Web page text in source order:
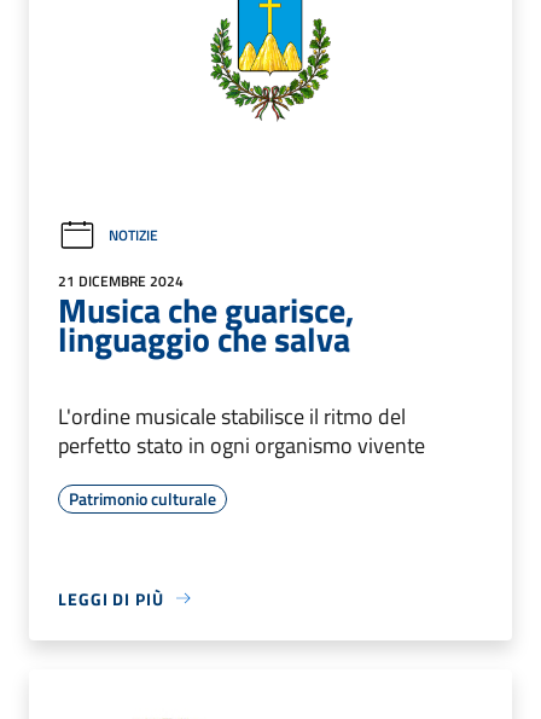
NOTIZIE
21 DICEMBRE 2024
Musica che guarisce,
linguaggio che salva
L'ordine musicale stabilisce il ritmo del
perfetto stato in ogni organismo vivente
Patrimonio culturale
LEGGI DI PIÙ